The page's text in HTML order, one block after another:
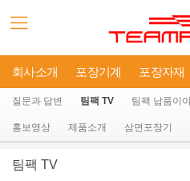
회사소개 포장기계 포장자재
질문과 답변 팀팩 TV 팀팩 납품이
홍보영상 제품소개 삼면포장기
팀팩 TV